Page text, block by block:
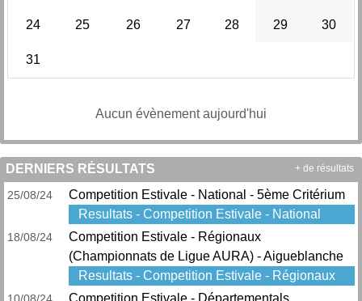
24 25 26 27 28 29 30
31
Aucun évènement aujourd'hui
DERNIERS RÉSULTATS
25/08/24
Competition Estivale - National - 5ème Critérium
Resultats - Competition Estivale - National
18/08/24
Competition Estivale - Régionaux
(Championnats de Ligue AURA) - Aigueblanche
Resultats - Competition Estivale - Régionaux
+ de résultats